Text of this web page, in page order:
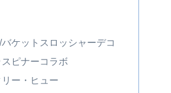
ケットスロッシャーデコ
ピナーコラボ
ー・ヒュー